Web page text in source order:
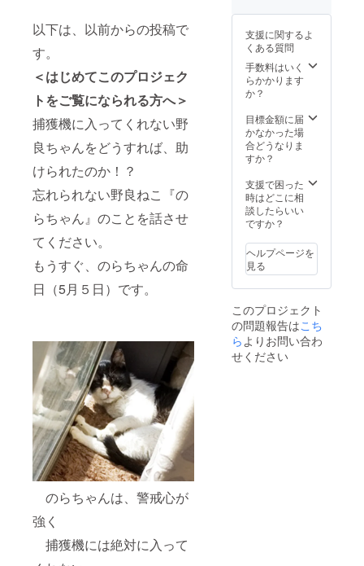
以下は、以前からの投稿で
す。
＜はじめてこのプロジェク
トをご覧になられる方へ＞
捕獲機に入ってくれない野
良ちゃんをどうすれば、助
けられたのか！？
忘れられない野良ねこ『の
らちゃん』のことを話させ
てください。
もうすぐ、のらちゃんの命
日（5月５日）です。
のらちゃんは、警戒心が
強く
捕獲機には絶対に入って
で、ご
理解く
ださ
い。
定月以
内にお
届けす
るよう
にしま
すが、
は、
メール
にてお
ます。
ご理解
ご了承
をお願
しま
︎♡ご支
援をお
願いい
たしま
す。
ザーで
す。、
♡ご支
援をお
願いい
たしま
いいた
しま
す。
す。
ルワー
クで時
間をか
けて
しっか
たく仕
上げて
いま
す。
の心配
も少な
いです
が、 優
取り扱
いくだ
さい。
︎︎ ※頭
カンを
付けて
チェー
ンを通
しま
支援に関するよ
くある質問
手数料はいく
らかかります
か？
目標金額に届
かなかった場
合どうなりま
すか？
支援で困った
時はどこに相
談したらいい
ですか？
ヘルプページを
見る
このプロジェクト
の問題報告はこち
ら よりお問い合わ
せください